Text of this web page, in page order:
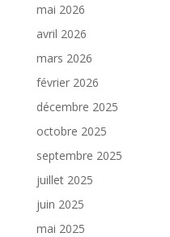
mai 2026
avril 2026
mars 2026
février 2026
décembre 2025
octobre 2025
septembre 2025
juillet 2025
juin 2025
mai 2025